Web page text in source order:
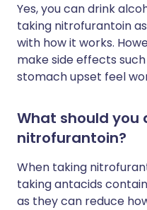
Yes, you can drink
taking nitrofurantoin
with how it works.
make side effects such
stomach upset feel
What should you
nitrofurantoin?
When taking
taking antacids
as they can reduce